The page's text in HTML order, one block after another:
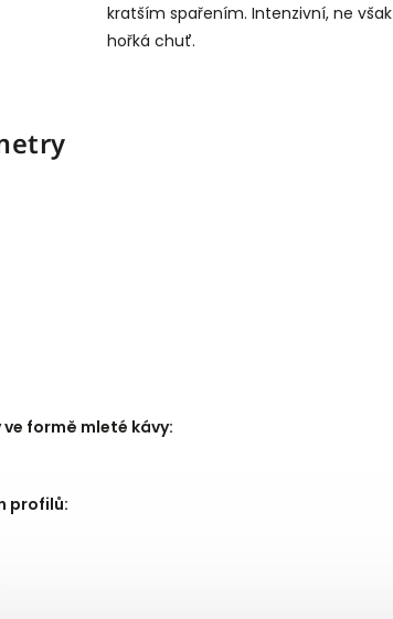
kratším spařením. Intenzivní, ne však
hořká chuť.
formě mleté kávy:
profilů: